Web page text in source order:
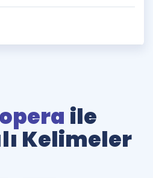
ile
Kelimeler